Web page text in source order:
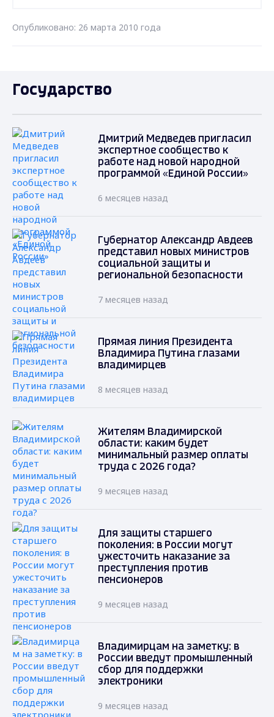
Опубликовано: 26 марта 2010 года
Государство
Дмитрий Медведев пригласил
экспертное сообщество к
работе над новой народной
программой «Единой России»
6 месяцев назад
Губернатор Александр Авдеев
представил новых министров
социальной защиты и
региональной безопасности
7 месяцев назад
Прямая линия Президента
Владимира Путина глазами
владимирцев
8 месяцев назад
Жителям Владимирской
области: каким будет
минимальный размер оплаты
труда с 2026 года?
9 месяцев назад
Для защиты старшего
поколения: в России могут
ужесточить наказание за
преступления против
пенсионеров
9 месяцев назад
Владимирцам на заметку: в
России введут промышленный
сбор для поддержки
электроники
9 месяцев назад